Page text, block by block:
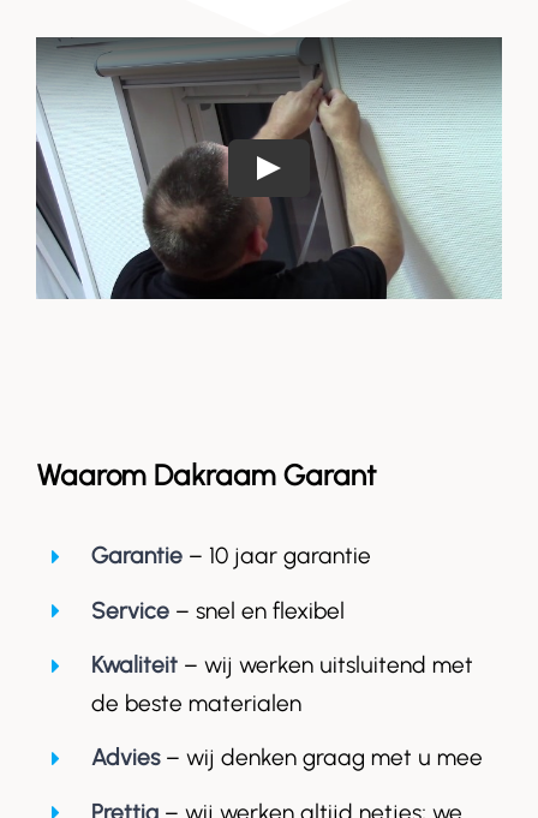
Waarom Dakraam Garant
Garantie– 10 jaar garantie
Service – snel en flexibel
Kwaliteit– wij werken uitsluitend met
de beste materialen
Advies– wij denken graag met u mee
Prettig– wij werken altijd netjes; we